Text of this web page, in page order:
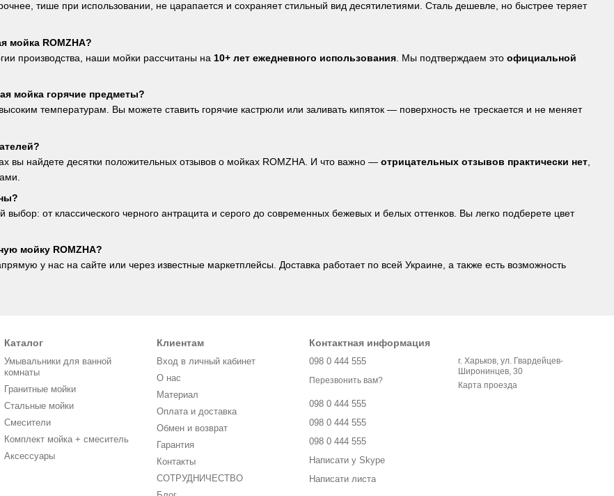
тише при использовании, не царапается и сохраняет стильный вид десятилетиями. Сталь дешевле, но быстрее теряет
мойка ROMZHA?
производства, наши мойки рассчитаны на 10+ лет ежедневного использования . Мы подтверждаем это официальной
мойка горячие предметы?
температурам. Вы можете ставить горячие кастрюли или заливать кипяток — поверхность не трескается и не меняет
вы найдете десятки положительных отзывов о мойках ROMZHA. И что важно — отрицательных отзывов практически нет
выбор: от классического черного антрацита и серого до современных бежевых и белых оттенков. Вы легко подберете цвет
мойку ROMZHA?
у нас на сайте или через известные маркетплейсы. Доставка работает по всей Украине, а также есть возможность
Каталог
Умывальники для ванной
комнаты
Гранитные мойки
Стальные мойки
Смесители
Комплект мойка + смеситель
Аксессуары
Клиентам
Вход в личный кабинет
О нас
Материал
Оплата и доставка
Обмен и возврат
Гарантия
Контакты
СОТРУДНИЧЕСТВО
Контактная информация
098 0 444 555
Перезвонить вам?
098 0 444 555
098 0 444 555
098 0 444 555
Написати у Skype
Написати листа
г. Харьков, ул. Гвардейцев-
Широнинцев, 30
Карта проезда